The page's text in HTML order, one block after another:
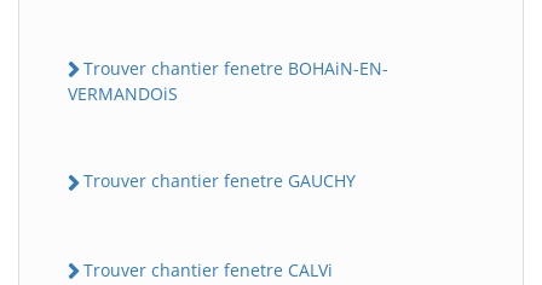
Trouver chantier fenetre BOHAiN-EN-
VERMANDOiS
Trouver chantier fenetre GAUCHY
Trouver chantier fenetre CALVi